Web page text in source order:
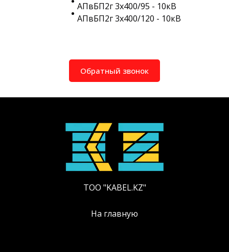
АПвБП2г 3х400/95 - 10кВ
АПвБП2г 3х400/120 - 10кВ
Обратный звонок
ТОО "KABEL.KZ"
На главную